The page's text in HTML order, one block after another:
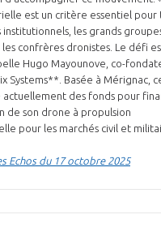
est un critère essentiel pour
institutionnels, les grands
confrères dronistes. Le défi
Hugo Mayounove, co-
Systems**. Basée à Mérignac,
actuellement des fonds pour
de son drone à propulsion
pour les marchés civil et
Echos du 17 octobre 2025